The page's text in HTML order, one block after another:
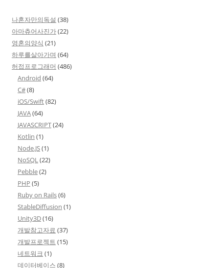
나혼자만의독설 (38)
아마츄어사진가(22)
영혼의양식 (21)
하루를살아가며 (64)
허접프로그래머 (486)
Android (64)
C#(8)
iOS/Swift(82)
JAVA(64)
JAVASCRIPT(24)
Kotlin (1)
Node.JS(1)
NoSQL(22)
Pebble(2)
PHP (5)
Ruby on Rails(6)
StableDiffusion (1)
Unity3D(16)
개발참고자료 (37)
개발프로젝트 (15)
네트워크 (1)
데이터베이스 (8)